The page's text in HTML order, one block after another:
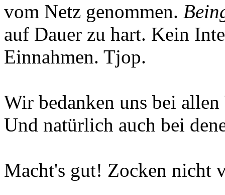
vom Netz genommen.
auf Dauer zu hart. Kein
Einnahmen. Tjop.
Wir bedanken uns bei
Und natürlich auch bei
Macht's gut! Zocken nicht